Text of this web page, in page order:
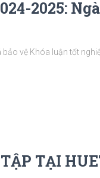
2025:
vệ Khóa luận tốt
TẠI